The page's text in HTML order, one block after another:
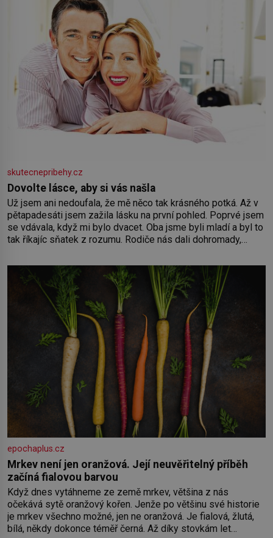
skutecnepribehy.cz
Dovolte lásce, aby si vás našla
Už jsem ani nedoufala, že mě něco tak krásného potká. Až v
pětapadesáti jsem zažila lásku na první pohled. Poprvé jsem
se vdávala, když mi bylo dvacet. Oba jsme byli mladí a byl to
tak říkajíc sňatek z rozumu. Rodiče nás dali dohromady,
oběma moc nesvědčilo, brzy jsme zjistili, že
epochaplus.cz
Mrkev není jen oranžová. Její neuvěřitelný příběh
začíná fialovou barvou
Když dnes vytáhneme ze země mrkev, většina z nás
očekává sytě oranžový kořen. Jenže po většinu své historie
je mrkev všechno možné, jen ne oranžová. Je fialová, žlutá,
bílá, někdy dokonce téměř černá. Až díky stovkám let